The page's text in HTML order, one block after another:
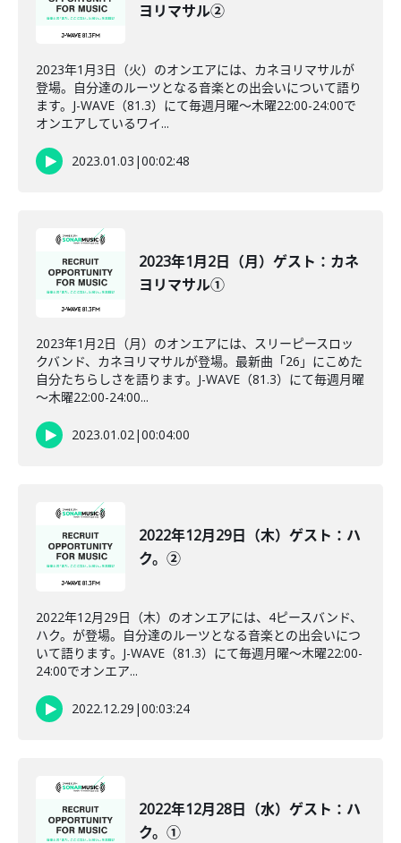
ヨリマサル②
2023年1月3日（火）のオンエアには、カネヨリマサルが
登場。自分達のルーツとなる音楽との出会いについて語り
ます。J-WAVE（81.3）にて毎週月曜～木曜22:00-24:00で
オンエアしているワイ...
2023.01.03 |00:02:48
2023年1月2日（月）ゲスト：カネ
ヨリマサル①
2023年1月2日（月）のオンエアには、スリーピースロッ
クバンド、カネヨリマサルが登場。最新曲「26」にこめた
自分たちらしさを語ります。J-WAVE（81.3）にて毎週月曜
～木曜22:00-24:00...
2023.01.02|00:04:00
2022年12月29日（木）ゲスト：ハ
ク。②
2022年12月29日（木）のオンエアには、4ピースバンド、
ハク。が登場。自分達のルーツとなる音楽との出会いにつ
いて語ります。J-WAVE（81.3）にて毎週月曜～木曜22:00-
24:00でオンエア...
2022.12.29 |00:03:24
2022年12月28日（水）ゲスト：ハ
ク。①